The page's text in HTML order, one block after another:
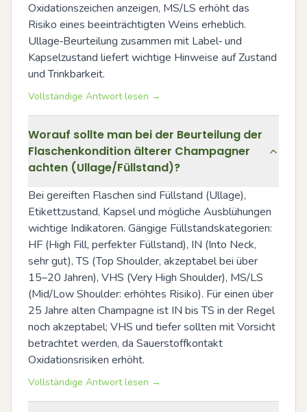
Oxidationszeichen anzeigen, MS/LS erhöht das
Risiko eines beeinträchtigten Weins erheblich.
Ullage‑Beurteilung zusammen mit Label‑ und
Kapselzustand liefert wichtige Hinweise auf Zustand
und Trinkbarkeit.
Vollständige Antwort lesen →
Worauf sollte man bei der Beurteilung der
Flaschenkondition älterer Champagner
achten (Ullage/Füllstand)?
Bei gereiften Flaschen sind Füllstand (Ullage),
Etikettzustand, Kapsel und mögliche Ausblühungen
wichtige Indikatoren. Gängige Füllstandskategorien:
HF (High Fill, perfekter Füllstand), IN (Into Neck,
sehr gut), TS (Top Shoulder, akzeptabel bei über
15–20 Jahren), VHS (Very High Shoulder), MS/LS
(Mid/Low Shoulder: erhöhtes Risiko). Für einen über
25 Jahre alten Champagne ist IN bis TS in der Regel
noch akzeptabel; VHS und tiefer sollten mit Vorsicht
betrachtet werden, da Sauerstoffkontakt
Oxidationsrisiken erhöht.
Vollständige Antwort lesen →